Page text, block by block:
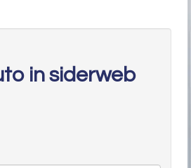
in siderweb